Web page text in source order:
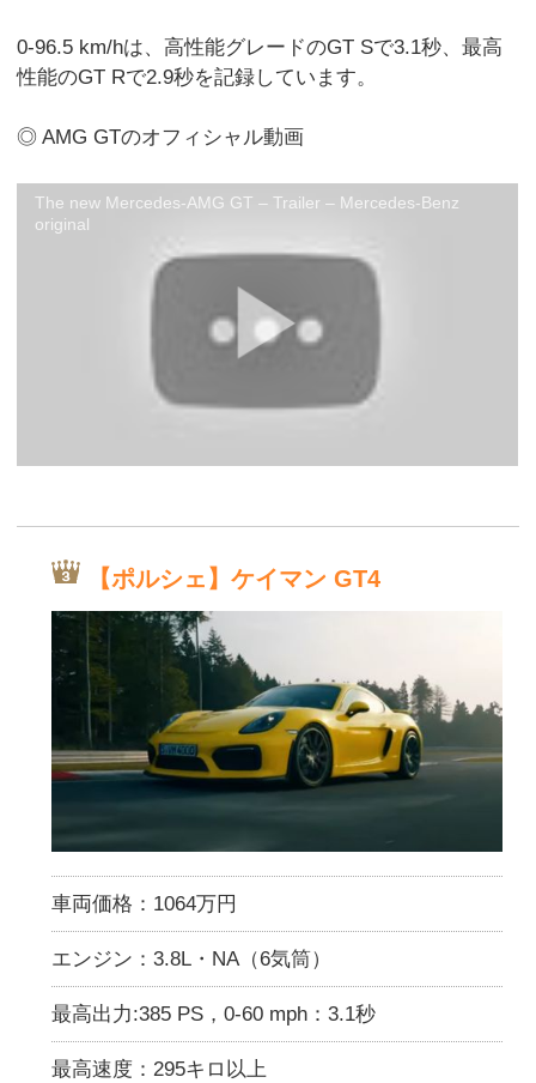
0-96.5 km/hは、高性能グレードのGT Sで3.1秒、最高
性能のGT Rで2.9秒を記録しています。
◎ AMG GTのオフィシャル動画
The new Mercedes-AMG GT – Trailer – Mercedes-Benz
original
【ポルシェ】ケイマン GT4
車両価格：1064万円
エンジン：3.8L・NA（6気筒）
最高出力:385 PS，0-60 mph：3.1秒
最高速度：295キロ以上